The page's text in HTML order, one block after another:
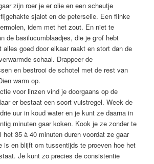
zijn roer je er olie en een scheutje
sjalot en de peterselie. Een flinke
idem met het zout. En niet te
de basilucumblaadjes, die je grof hebt
alles goed door elkaar raakt en stort dan de
schaal. Drappeer de
en bestrooi de schotel met de rest van
warm op.
voor linzen vind je doorgaans op de
er bestaat een soort vuistregel. Week de
uur in koud water en je kunt ze daarna in
minuten gaar koken. Kook je ze zonder te
het 35 à 40 minuten duren voordat ze gaar
is en blijft om tussentijds te proeven hoe het
Je kunt zo precies de consistentie